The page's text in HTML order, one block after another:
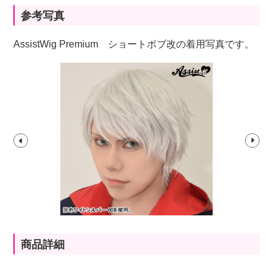
参考写真
AssistWig Premium ショートボブ改の着用写真です。
商品詳細